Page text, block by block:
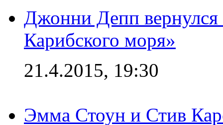
Джонни Депп
Карибского моря»
21.4.2015, 19:30
Эмма Стоун и Стив